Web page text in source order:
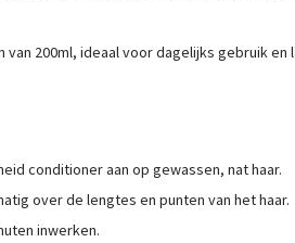
van 200ml, ideaal voor dagelijks gebruik
conditioner aan op gewassen, nat haar.
over de lengtes en punten van het haar.
inwerken.